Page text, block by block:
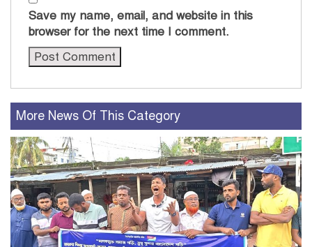
Save my name, email, and website in this
browser for the next time I comment.
More News Of This Category